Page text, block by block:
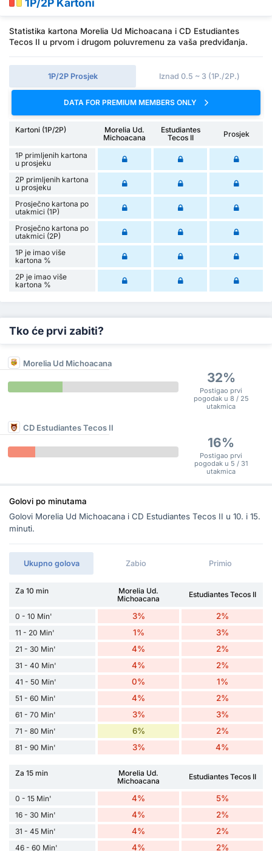
1P/2P Kartoni
Statistika kartona Morelia Ud Michoacana i CD Estudiantes
Tecos II u prvom i drugom poluvremenu za vaša predviđanja.
1P/2P Prosjek Iznad 0.5 ~ 3 (1P./2P.)
DATA FOR PREMIUM MEMBERS ONLY
Kartoni (1P/2P)
Morelia Ud.
Michoacana
Estudiantes
Tecos II
Prosjek
1P primljenih kartona
u prosjeku
2P primljenih kartona
u prosjeku
Prosječno kartona po
utakmici (1P)
Prosječno kartona po
utakmici (2P)
1P je imao više
kartona %
2P je imao više
kartona %
Tko će prvi zabiti?
Morelia Ud Michoacana
32%
Postigao prvi
pogodak u 8 / 25
utakmica
CD Estudiantes Tecos II
16%
Postigao prvi
pogodak u 5 / 31
utakmica
Golovi po minutama
Golovi Morelia Ud Michoacana i CD Estudiantes Tecos II u 10. i 15.
minuti.
Ukupno golova Zabio Primio
Za 10 min
Morelia Ud.
Michoacana
Estudiantes Tecos II
0 - 10 Min' 3% 2%
11 - 20 Min' 1% 3%
21 - 30 Min' 4% 2%
31 - 40 Min' 4% 2%
41 - 50 Min' 0% 1%
51 - 60 Min' 4% 2%
61 - 70 Min' 3% 3%
71 - 80 Min' 6% 2%
81 - 90 Min' 3% 4%
Za 15 min
Morelia Ud.
Michoacana
Estudiantes Tecos II
0 - 15 Min' 4% 5%
16 - 30 Min' 4% 2%
31 - 45 Min' 4% 2%
46 - 60 Min' 4% 2%